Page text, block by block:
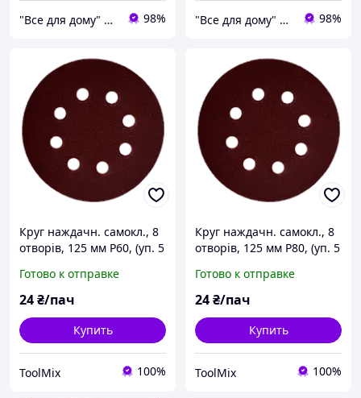
"Все для дому" мережа будівельно-господарських магазинів 98% "Все для дому" мережа будівельно-господарських магазинів 98%
Круг наждачн. самокл., 8
отворів, 125 мм P60, (уп. 5
Готово к отправке
24₴/пач
Купить
ToolMix 100%
Круг наждачн. самокл., 8
отворів, 125 мм P80, (уп. 5
Готово к отправке
24₴/пач
Купить
ToolMix 100%